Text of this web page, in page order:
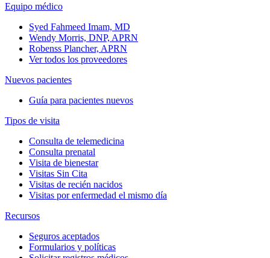
Equipo médico
Syed Fahmeed Imam, MD
Wendy Morris, DNP, APRN
Robenss Plancher, APRN
Ver todos los proveedores
Nuevos pacientes
Guía para pacientes nuevos
Tipos de visita
Consulta de telemedicina
Consulta prenatal
Visita de bienestar
Visitas Sin Cita
Visitas de recién nacidos
Visitas por enfermedad el mismo día
Recursos
Seguros aceptados
Formularios y políticas